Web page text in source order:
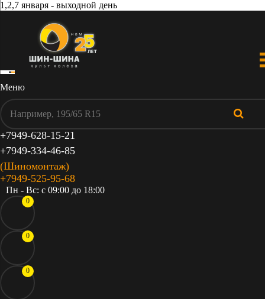
1,2,7 января - выходной день
Меню
+7949-628-15-21
+7949-334-46-85
(Шиномонтаж)
+7949-525-95-68
Пн - Вс: c 09:00 до 18:00
0
0
0